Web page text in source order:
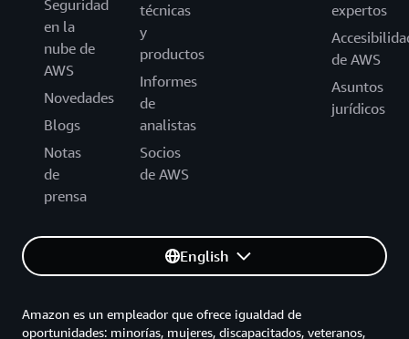
Seguridad
en la
nube de
AWS
Novedades
Blogs
Notas
de
prensa
técnicas
y
productos
Informes
de
analistas
Socios
de AWS
expertos
de AWS
Asuntos
jurídicos
English
Amazon es un empleador que ofrece igualdad de
oportunidades: minorías, mujeres, discapacitados, veteranos,